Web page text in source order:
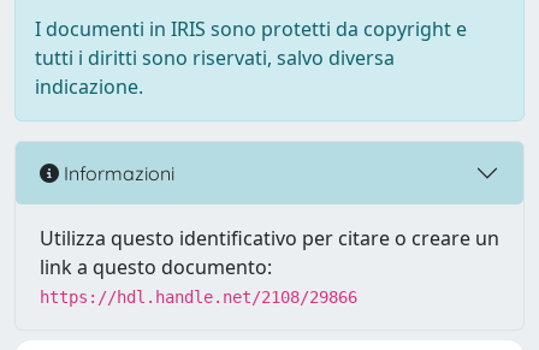
I documenti in IRIS sono protetti da copyright e
tutti i diritti sono riservati, salvo diversa
indicazione.
Informazioni
Utilizza questo identificativo per citare o creare un
link a questo documento:
https://hdl.handle.net/2108/29866